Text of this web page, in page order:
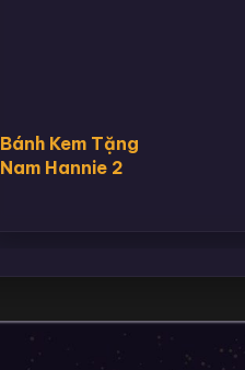
Bánh Kem Tặng
Nam Hannie 2